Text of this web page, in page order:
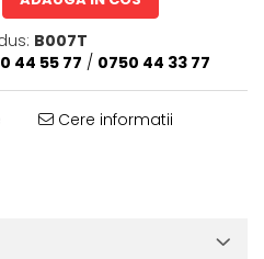
B007T
44 55 77 / 0750 44 33 77
Cere informatii